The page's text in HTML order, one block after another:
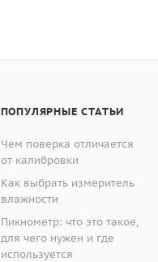
ПОПУЛЯРНЫЕ СТАТЬИ
Чем поверка отличается
от калибровки
Как выбрать измеритель
влажности
Пикнометр: что это такое,
для чего нужен и где
используется